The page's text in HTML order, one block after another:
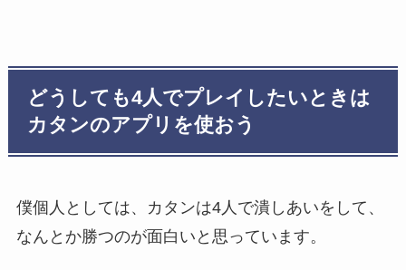
どうしても4人でプレイしたいときは
カタンのアプリを使おう
僕個人としては、カタンは4人で潰しあいをして、
なんとか勝つのが面白いと思っています。